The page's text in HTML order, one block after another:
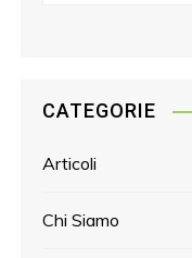
CATEGORIE
Articoli
Chi Siamo